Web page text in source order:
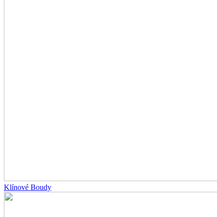
Klínové Boudy